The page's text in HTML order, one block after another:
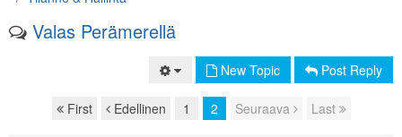
Valas Perämerellä
New Topic Post Reply
Page navigation
First Edellinen 1 2 Seuraava Last